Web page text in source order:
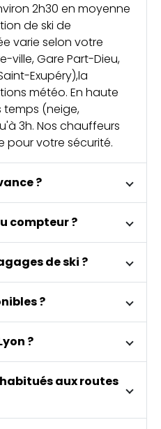
2h30 en moyenne
de ski de
varie selon votre
ville, Gare Part-Dieu,
Exupéry),la
météo. En haute
temps (neige,
3h. Nos chauffeurs
votre sécurité.
?
compteur ?
de ski ?
?
?
aux routes